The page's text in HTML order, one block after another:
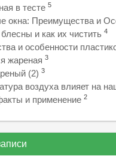
в тесте 5
окна: Преимущества и
и как их чистить 4
и особенности
жареная 3
(2) 3
воздуха влияет на
и применение 2